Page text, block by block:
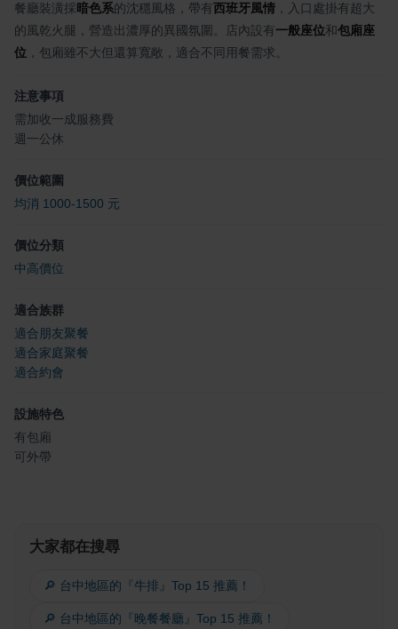
餐廳裝潢採暗色系的沈穩風格，帶有西班牙風情 ，入口處掛有超大
的風乾火腿，營造出濃厚的異國氛圍。店內設有一般座位和包廂座
位 ，包廂雖不大但還算寬敞，適合不同用餐需求。
注意事項
需加收一成服務費
週一公休
價位範圍
均消 1000-1500 元
價位分類
中高價位
適合族群
適合朋友聚餐
適合家庭聚餐
適合約會
設施特色
有包廂
可外帶
大家都在搜尋
🔎 台中地區的『牛排』Top 15 推薦！
🔎 台中地區的『晚餐餐廳』Top 15 推薦！